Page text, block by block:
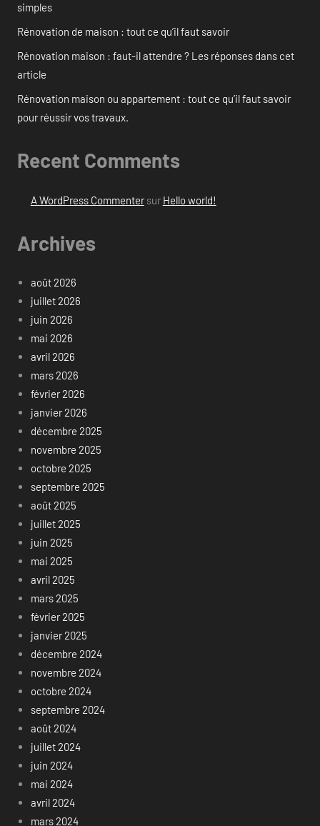
simples
Rénovation de maison : tout ce qu’il faut savoir
Rénovation maison : faut-il attendre ? Les réponses dans cet
article
Rénovation maison ou appartement : tout ce qu’il faut savoir
pour réussir vos travaux.
Recent Comments
A WordPress Commentersur Hello world!
Archives
août 2026
juillet 2026
juin 2026
mai 2026
avril 2026
mars 2026
février 2026
janvier 2026
décembre 2025
novembre 2025
octobre 2025
septembre 2025
août 2025
juillet 2025
juin 2025
mai 2025
avril 2025
mars 2025
février 2025
janvier 2025
décembre 2024
novembre 2024
octobre 2024
septembre 2024
août 2024
juillet 2024
juin 2024
mai 2024
avril 2024
mars 2024